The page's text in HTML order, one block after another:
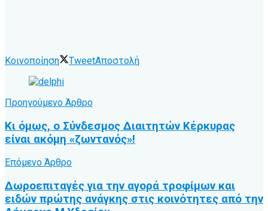
Κοινοποίηση TweetΑποστολή
Προηγούμενο Άρθρο
Κι όμως, ο Σύνδεσμος Διαιτητών Κέρκυρας
είναι ακόμη «ζωντανός»!
Επόμενο Άρθρο
Δωροεπιταγές για την αγορά τροφίμων και
ειδών πρώτης ανάγκης στις κοινότητες από την